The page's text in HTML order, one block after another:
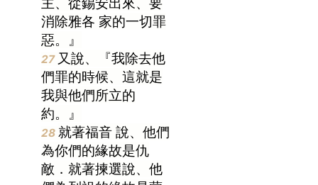
消除雅各 家的一切罪
惡。』
27 又說、『我除去他
們罪的時候、這就是
我與他們所立的
約。』
28 就著福音 說、他們
為你們的緣故是仇
敵．就著揀選說、他